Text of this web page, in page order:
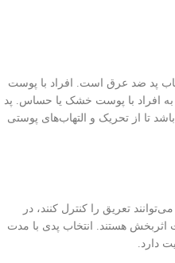
پد ضد عرق است. افراد با پوست
به افراد با پوست خشک یا حساس. پد
تا از تحریک و التهاب‌های پوستی
عرق تا 24 تا 48 ساعت می‌توانند تعریق را کنترل کنند، در
اثربخش هستند. انتخاب پدی با مدت
دارد.